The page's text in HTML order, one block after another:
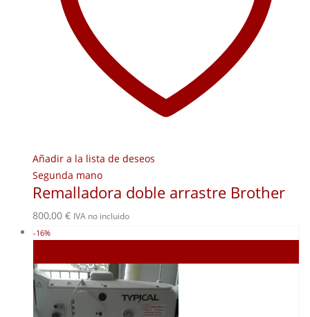
Añadir a la lista de deseos
Segunda mano
Remalladora doble arrastre Brother
800,00 € IVA no incluido
-16%